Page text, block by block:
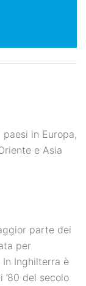
in Europa,
e Asia
parte dei
per
Inghilterra è
del secolo